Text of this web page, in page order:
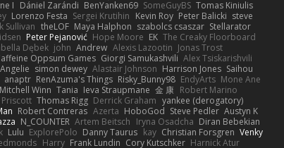
I Dániel Zarándi BenYanken69 SomeGuyBS Tomas Kiniulis
Lorenzo Festa Sergei Krutihin Kevin Roy Peter Balicki steve
Sullivan theLOF Maya Halphon szabolcs csaszar Stellarator
Peter Pejanović Hope Moore EK The Creaky Floorboard
Dębek john Andrew Alexis Lazootin Jonas Trost
Oppsum Games Giorgi Samukashvili Alex Tsiskarishvili
Angelie simon dewey Alastair Johnson Harrison Jones Saihou
anaptr RenAzuma's Things Risky_Bunny98 EndyArts Mone Ane
Mitchell Winn Tania Ieva Straupmane 金 康 Robert Marino
Priscott Thomas Rigg Derrick Graham yankee (derogatory)
Robert Contreras Azerta HoboGod Steve Pedler Austyn K
N_COUNTER Artem Beitsch Iryna Osadcha Diran Bebekian
Lulu ExplorePolo Danny Taurus kay Christian Forsgren Venky
Harry Frank Lundin Cory Kutschker Harnick Atur